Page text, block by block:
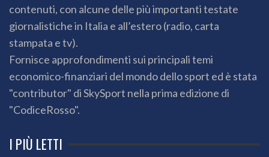
contenuti, con alcune delle più importanti testate
giornalistiche in Italia e all’estero (radio, carta
stampata e tv).
Fornisce approfondimenti sui principali temi
economico-finanziari del mondo dello sport ed è stata
"contributor" di SkySport nella prima edizione di
"CodiceRosso".
I PIÙ LETTI